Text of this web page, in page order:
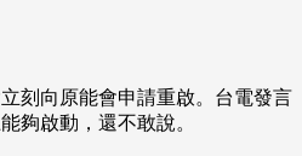
刻向原能會申請重啟。台電發言
夠啟動，還不敢說。